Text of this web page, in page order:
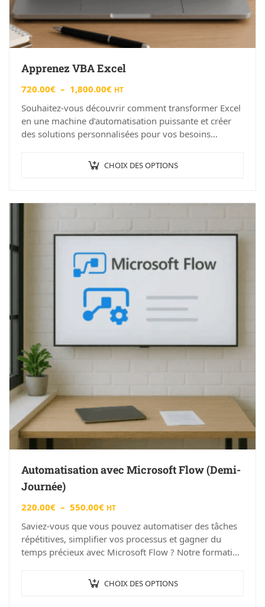
Apprenez VBA Excel
720.00€ – 1,800.00€ HT
Souhaitez-vous découvrir comment transformer Excel
en une machine d’automatisation puissante et créer
des solutions personnalisées pour vos besoins
« Apprenez VBA Excel » à Angers,…
CHOIX DES OPTIONS
Automatisation avec Microsoft Flow (Demi-
Journée)
220.00€ – 550.00€ HT
Saviez-vous que vous pouvez automatiser des tâches
répétitives, simplifier vos processus et gagner du
temps précieux avec Microsoft Flow ? Notre formation
CHOIX DES OPTIONS